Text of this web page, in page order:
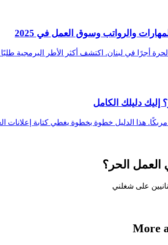
والرواتب وسوق العمل في 2025
أجرًا في لبنان. اكتشف أكثر الأطر البرمجية
دليلك الكامل
هذا الدليل خطوة بخطوة يغطي كتابة إعلانات
العمل الحر؟
على شغلني
More